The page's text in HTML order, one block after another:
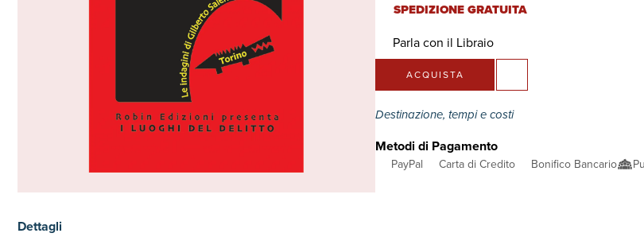
SPEDIZIONE GRATUITA
Parla con il Libraio
ACQUISTA
Destinazione, tempi e costi
Metodi di Pagamento
PayPal Carta di Credito Bonifico Bancario
Dettagli